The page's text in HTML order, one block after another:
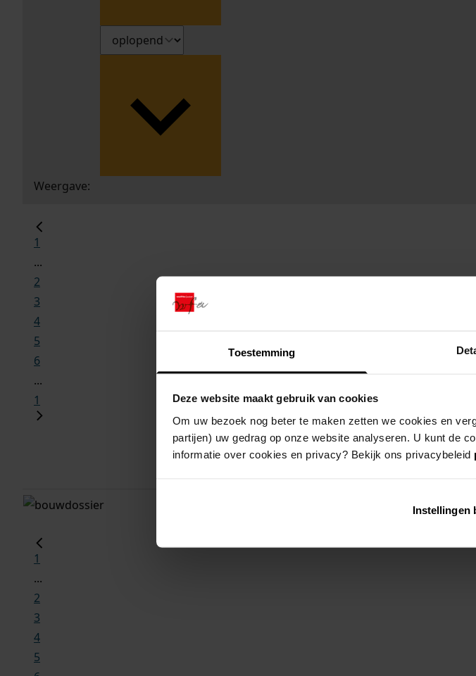
Toestemming
Deze website maakt gebruik van cookies
Om uw bezoek nog beter te maken zetten we cookies en
partijen) uw gedrag op onze website analyseren. U kunt de
informatie over cookies en privacy? Bekijk ons privacybeleid
Instellingen
Weergave:
1
...
2
3
4
5
6
...
1
hoogwoud, boekelweg
1
...
2
3
4
5